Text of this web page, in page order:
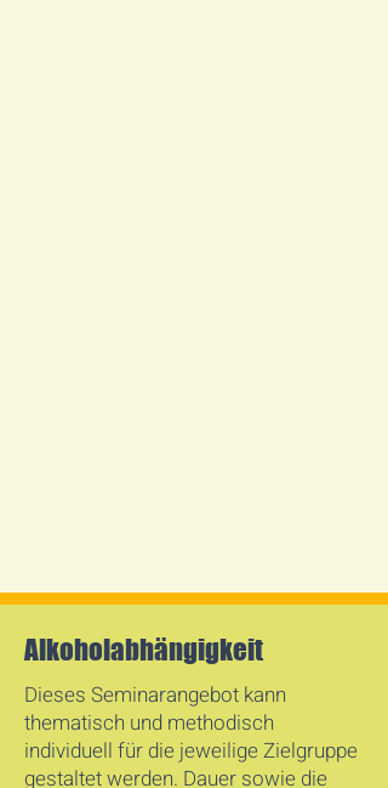
Alkoholabhängigkeit
Dieses Seminarangebot kann
thematisch und methodisch
individuell für die jeweilige Zielgruppe
gestaltet werden. Dauer sowie die